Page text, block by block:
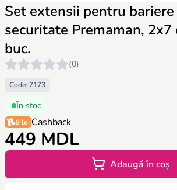
Set extensii pentru bariere
securitate Premaman, 2x7
buc.
(0)
Code: 7173
În stoc
9 lei Cashback
449 MDL
Adaugă în coș